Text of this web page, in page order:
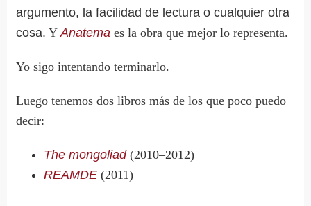
argumento, la facilidad de lectura o cualquier otra
cosa. YAnatema es la obra que mejor lo representa.
Yo sigo intentando terminarlo.
Luego tenemos dos libros más de los que poco puedo
decir:
The mongoliad(2010–2012)
REAMDE (2011)